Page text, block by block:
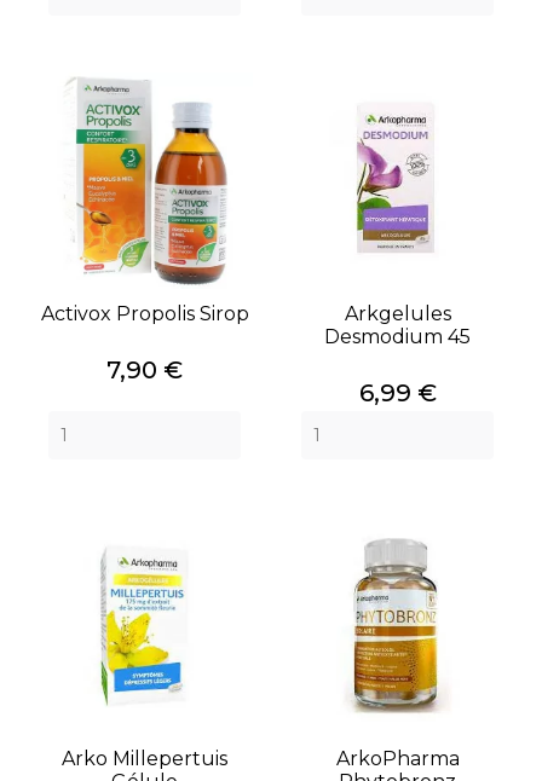
Activox Propolis Sirop
Prix
7,90 €
Arkgelules
Desmodium 45
Prix
6,99 €
Arko Millepertuis
ArkoPharma